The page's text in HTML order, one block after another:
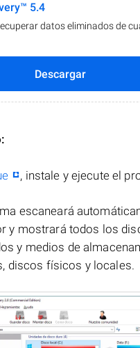
5.4
datos eliminados de
Descargar
, instale y ejecute el
escaneará
y mostrará todos los
y medios de
discos físicos y locales.